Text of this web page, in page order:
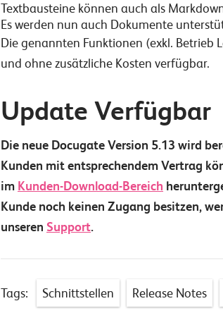
Textbausteine können auch als
Es werden nun auch Dokumente
Die genannten Funktionen (exkl. Betrieb
und ohne zusätzliche Kosten verfügbar.
Update Verfügbar
Die neue Docugate Version 5.13 wird
Kunden mit entsprechendem Vertrag
im Kunden-Download-Bereich
Kunde noch keinen Zugang besitzen,
unseren Support.
Tags: Schnittstellen Release Notes